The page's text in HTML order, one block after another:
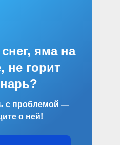
яма на
не горит
с проблемой —
о ней!